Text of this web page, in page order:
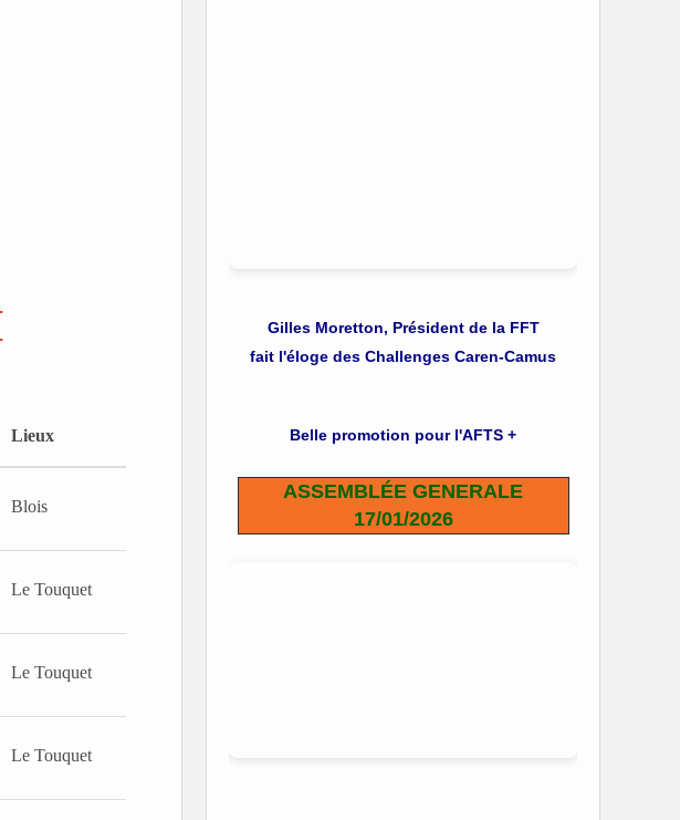
Gilles Moretton, Président de la FFT
fait l'éloge des Challenges Caren-Camus
Belle promotion pour l'AFTS +
ASSEMBLÉE GENERALE
17/01/2026
Lieux
Blois
Le Touquet
Le Touquet
Le Touquet